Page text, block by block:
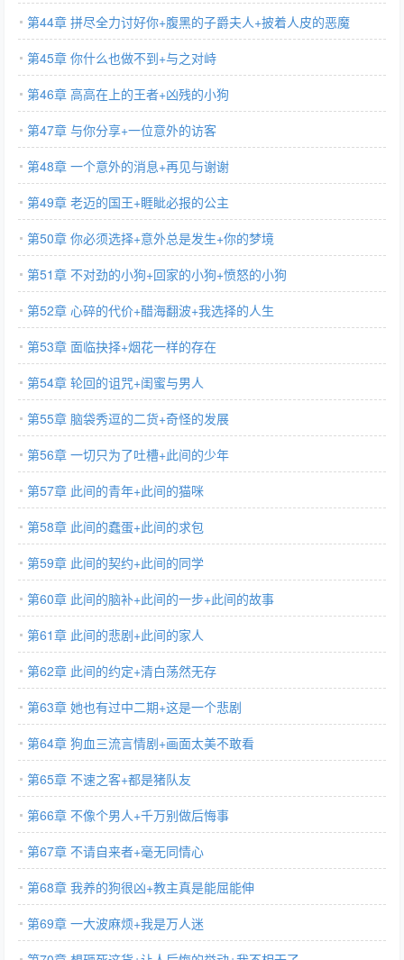
第44章 拼尽全力讨好你+腹黑的子爵夫人+披着人皮的恶魔
第45章 你什么也做不到+与之对峙
第46章 高高在上的王者+凶残的小狗
第47章 与你分享+一位意外的访客
第48章 一个意外的消息+再见与谢谢
第49章 老迈的国王+睚眦必报的公主
第50章 你必须选择+意外总是发生+你的梦境
第51章 不对劲的小狗+回家的小狗+愤怒的小狗
第52章 心碎的代价+醋海翻波+我选择的人生
第53章 面临抉择+烟花一样的存在
第54章 轮回的诅咒+闺蜜与男人
第55章 脑袋秀逗的二货+奇怪的发展
第56章 一切只为了吐槽+此间的少年
第57章 此间的青年+此间的猫咪
第58章 此间的蠢蛋+此间的求包
第59章 此间的契约+此间的同学
第60章 此间的脑补+此间的一步+此间的故事
第61章 此间的悲剧+此间的家人
第62章 此间的约定+清白荡然无存
第63章 她也有过中二期+这是一个悲剧
第64章 狗血三流言情剧+画面太美不敢看
第65章 不速之客+都是猪队友
第66章 不像个男人+千万别做后悔事
第67章 不请自来者+毫无同情心
第68章 我养的狗很凶+教主真是能屈能伸
第69章 一大波麻烦+我是万人迷